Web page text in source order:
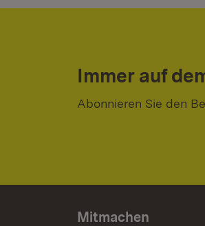
Immer auf
Abonnieren Sie den
Mitmachen